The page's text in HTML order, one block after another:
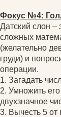
Фокус №4:
Датский слон –
сложных
(желательно
груди) и
операции.
1. Загадать
2. Умножить
двухзначное
3. Вычесть 5 от